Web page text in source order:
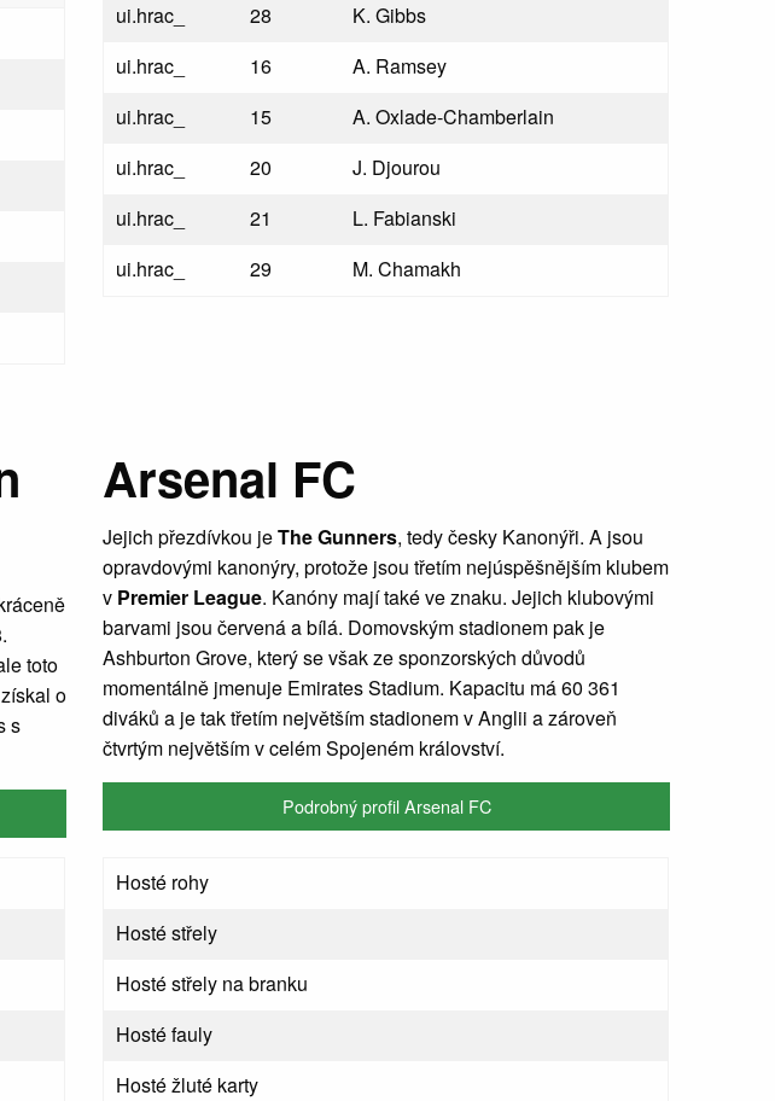
ui.hrac_
28
K. Gibbs
ui.hrac_
16
A. Ramsey
ui.hrac_
15
A. Oxlade-Chamberlain
ui.hrac_
20
J. Djourou
ui.hrac_
21
L. Fabianski
ui.hrac_
29 M. Chamakh
toto
o
s
Arsenal FC
Jejich přezdívkou jeThe Gunners, tedy česky Kanonýři. A jsou
opravdovými kanonýry, protože jsou třetím nejúspěšnějším klubem
v Premier League. Kanóny mají také ve znaku. Jejich klubovými
barvami jsou červená a bílá. Domovským stadionem pak je
Ashburton Grove, který se však ze sponzorských důvodů
momentálně jmenuje Emirates Stadium. Kapacitu má 60 361
diváků a je tak třetím největším stadionem v Anglii a zároveň
čtvrtým největším v celém Spojeném království.
Podrobný profil Arsenal FC
Hosté rohy
Hosté střely
Hosté střely na branku
Hosté fauly
Hosté žluté karty